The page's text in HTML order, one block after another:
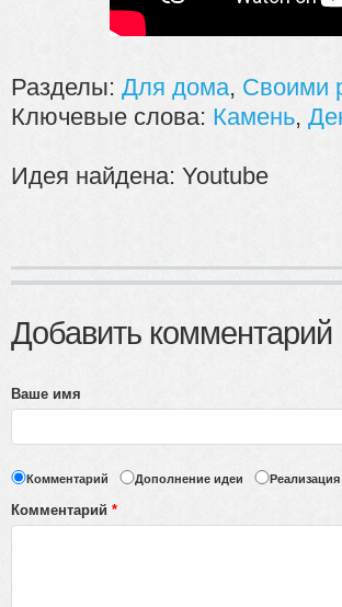
Разделы: Для дома, Своими
Ключевые слова: Камень,
Идея найдена: Youtube
Добавить комментарий
Ваше имя
Комментарий Дополнение идеи
Комментарий *